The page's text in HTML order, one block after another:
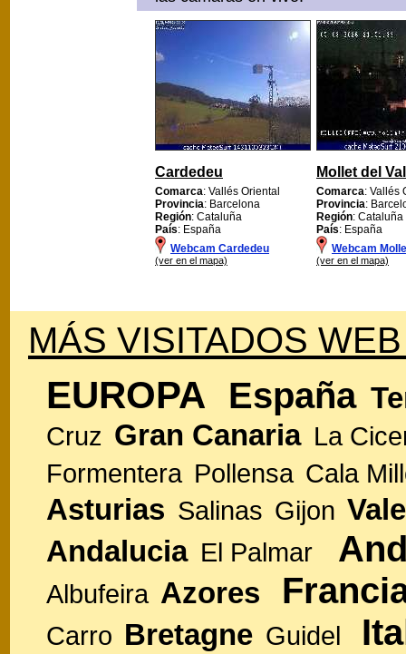
Cardedeu
Comarca: Vallés Oriental
Provincia: Barcelona
Región: Cataluña
País: España
Webcam Cardedeu
(ver en el mapa)
Mollet del
Comarca: Vallés
Provincia:
Región: Cataluña
País: España
Webcam
(ver en el mapa)
MÁS VISITADOS
EUROPA España
Cruz Gran Canaria La
Formentera Pollensa Cala
Asturias Salinas Gijon
Andalucia El Palmar
Albufeira Azores
Carro Bretagne Guidel